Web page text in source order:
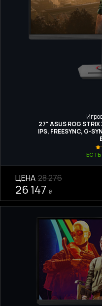
27" ASUS ROG
IPS, FREESYNC, G-
ЦЕНА 28 276
26 147 ₴